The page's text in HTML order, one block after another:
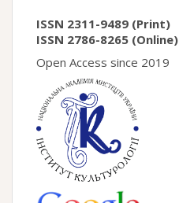
ISSN 2311-9489 (Print)
ISSN 2786-8265 (Online)
Open Access since 2019